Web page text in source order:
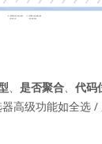
是否聚合 代码
高级功能如全选